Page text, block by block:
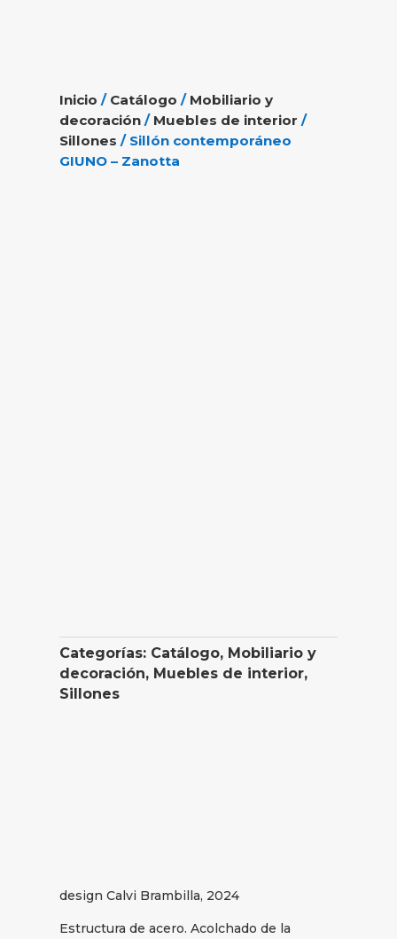
Inicio / Catálogo / Mobiliario y
decoración / Muebles de interior /
Sillones / Sillón contemporáneo
GIUNO – Zanotta
Categorías: Catálogo, Mobiliario y
decoración, Muebles de interior,
Sillones
design Calvi Brambilla, 2024
Estructura de acero. Acolchado de la